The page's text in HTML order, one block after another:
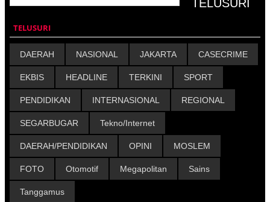
TELUSURI
DAERAH NASIONAL JAKARTA CASECRIME
EKBIS HEADLINE TERKINI SPORT
PENDIDIKAN INTERNASIONAL REGIONAL
SEGARBUGAR Tekno/Internet
DAERAH/PENDIDIKAN OPINI MOSLEM
FOTO Otomotif Megapolitan Sains
Tanggamus